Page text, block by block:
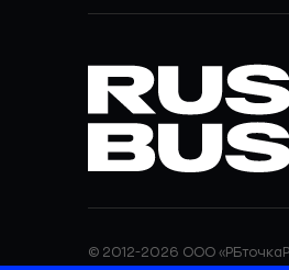
© 2012-2026 ООО